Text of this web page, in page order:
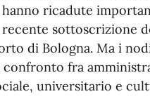
ricadute
sottoscrizione
di Bologna. Ma i
fra
universitario e